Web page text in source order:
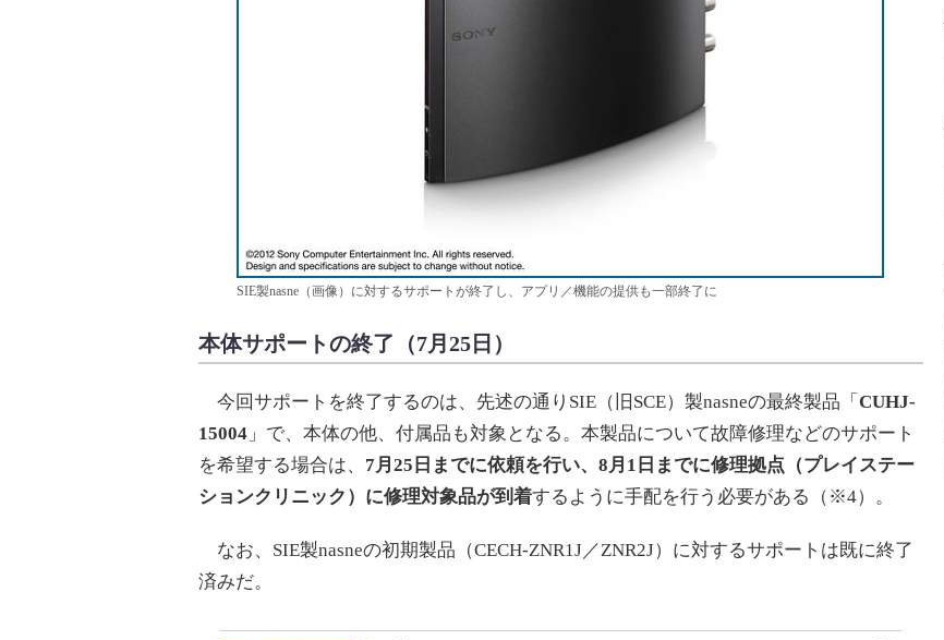
SIE製nasne（画像）に対するサポートが終了し、アプリ／機能の提供も一部終了に
本体サポートの終了（7月25日）
今回サポートを終了するのは、先述の通りSIE（旧SCE）製nasneの最終製品「 CUHJ-
15004 」で、本体の他、付属品も対象となる。本製品について故障修理などのサポート
を希望する場合は、 7月25日までに依頼を行い、8月1日までに修理拠点（プレイステー
ションクリニック）に修理対象品が到着するように手配を行う必要がある（※4）。
なお、SIE製nasneの初期製品（CECH-ZNR1J／ZNR2J）に対するサポートは既に終了
済みだ。